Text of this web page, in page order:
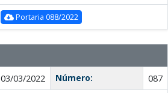
Portaria 088/2022
03/03/2022 Número:
087